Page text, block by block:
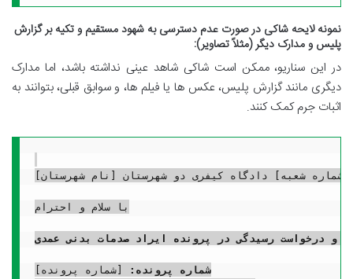
نمونه لایحه شاکی در صورت عدم دسترسی به شهود مستقیم و تکیه بر گزارش
پلیس و مدارک دیگر (مثلاً تصاویر):
در این سناریو، ممکن است شاکی شاهد عینی نداشته باشد، اما مدارک
دیگری مانند گزارش پلیس، عکس ها یا فیلم ها، و سوابق قبلی، بتوانند به
اثبات جرم کمک کنند.
[شماره شعبه] دادگاه کیفری دو شهرستان [نام شهرستان]
با سلام و احترام
و درخواست رسیدگی در پرونده ایراد صدمات بدنی عمدی
شماره پرونده: [شماره پرونده]